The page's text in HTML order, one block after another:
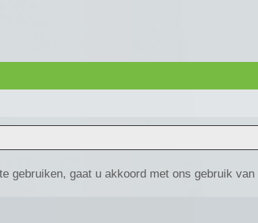
gebruiken, gaat u akkoord met ons gebruik